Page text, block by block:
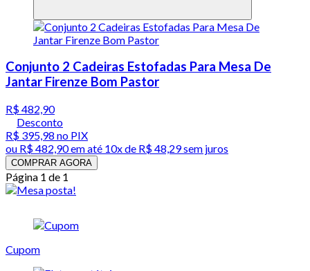
Conjunto 2 Cadeiras Estofadas Para Mesa De
Jantar Firenze Bom Pastor
R$ 482,90
Desconto
R$ 395,98 no PIX
ou R$ 482,90em até 10x de R$ 48,29 sem juros
COMPRAR AGORA
Página 1 de 1
Cupom